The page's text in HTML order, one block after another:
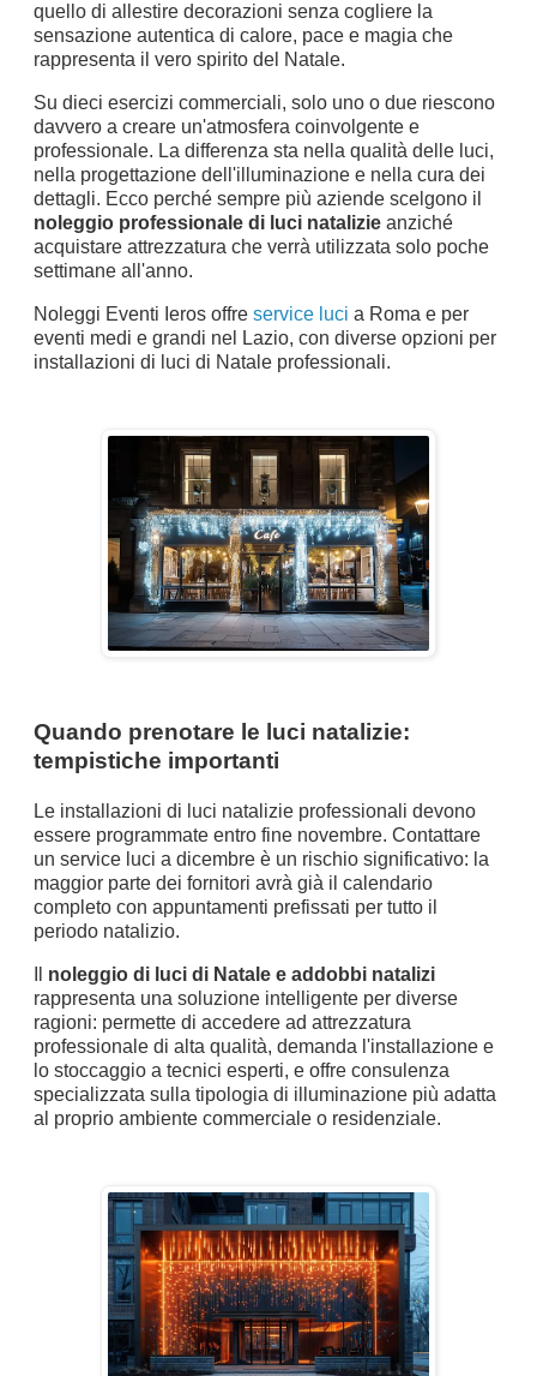
quello di allestire decorazioni senza cogliere la
sensazione autentica di calore, pace e magia che
rappresenta il vero spirito del Natale.
Su dieci esercizi commerciali, solo uno o due riescono
davvero a creare un'atmosfera coinvolgente e
professionale. La differenza sta nella qualità delle luci,
nella progettazione dell'illuminazione e nella cura dei
dettagli. Ecco perché sempre più aziende scelgono il
noleggio professionale di luci natalizie anziché
acquistare attrezzatura che verrà utilizzata solo poche
settimane all'anno.
Noleggi Eventi Ieros offre service luci a Roma e per
eventi medi e grandi nel Lazio, con diverse opzioni per
installazioni di luci di Natale professionali.
Quando prenotare le luci natalizie:
tempistiche importanti
Le installazioni di luci natalizie professionali devono
essere programmate entro fine novembre. Contattare
un service luci a dicembre è un rischio significativo: la
maggior parte dei fornitori avrà già il calendario
completo con appuntamenti prefissati per tutto il
periodo natalizio.
noleggio di luci di Natale e addobbi natalizi
rappresenta una soluzione intelligente per diverse
ragioni: permette di accedere ad attrezzatura
professionale di alta qualità, demanda l'installazione e
lo stoccaggio a tecnici esperti, e offre consulenza
specializzata sulla tipologia di illuminazione più adatta
al proprio ambiente commerciale o residenziale.